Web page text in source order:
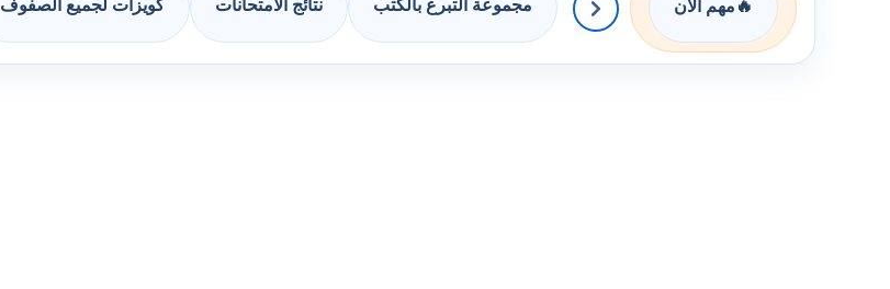
🔥 مهم الآن مجموعة التبرع بالكتب نتائج الامتحانات كويزات لجميع الصفوف